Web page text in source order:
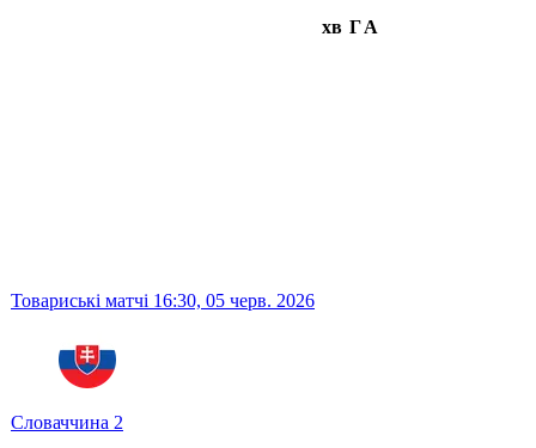
хв ГА
Товариські матчі 16:30, 05 черв. 2026
Словаччина 2